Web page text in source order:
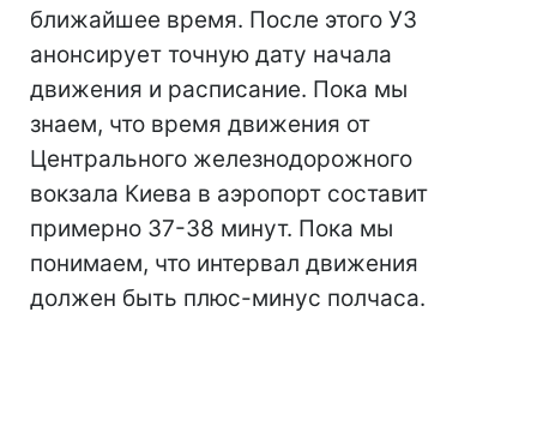
ближайшее время. После этого УЗ
анонсирует точную дату начала
движения и расписание. Пока мы
знаем, что время движения от
Центрального железнодорожного
вокзала Киева в аэропорт составит
примерно 37-38 минут. Пока мы
понимаем, что интервал движения
должен быть плюс-минус полчаса.